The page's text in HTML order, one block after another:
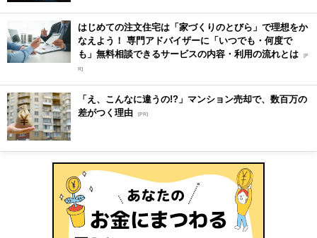
はじめての注文住宅は「家づくりのとびら」で理想をか
なえよう！ 専門アドバイザーに「いつでも・何度で
も」無料相談できるサービスの内容・利用の流れとは [P
R]
「え、こんなに違うの!?」マンション売却で、数百万の
差がつく理由 [PR]